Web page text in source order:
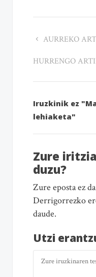
AURREKO
HURRENGO
Iruzkinik ez
lehiaketa"
Zure
duzu?
Zure eposta ez
Derrigorrezko
daude.
Utzi